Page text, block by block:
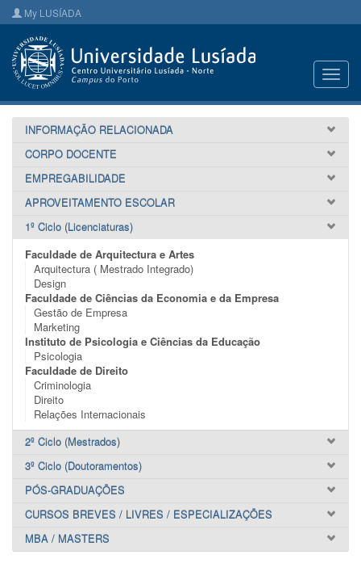
My LUSÍADA
INFORMAÇÃO RELACIONADA
CORPO DOCENTE
EMPREGABILIDADE
APROVEITAMENTO ESCOLAR
1º Ciclo (Licenciaturas)
Faculdade de Arquitectura e Artes
Arquitectura ( Mestrado Integrado)
Design
Faculdade de Ciências da Economia e da Empresa
Gestão de Empresa
Marketing
Instituto de Psicologia e Ciências da Educação
Psicologia
Faculdade de Direito
Criminologia
Direito
Relações Internacionais
2º Ciclo (Mestrados)
3º Ciclo (Doutoramentos)
PÓS-GRADUAÇÕES
CURSOS BREVES / LIVRES / ESPECIALIZAÇÕES
MBA / MASTERS